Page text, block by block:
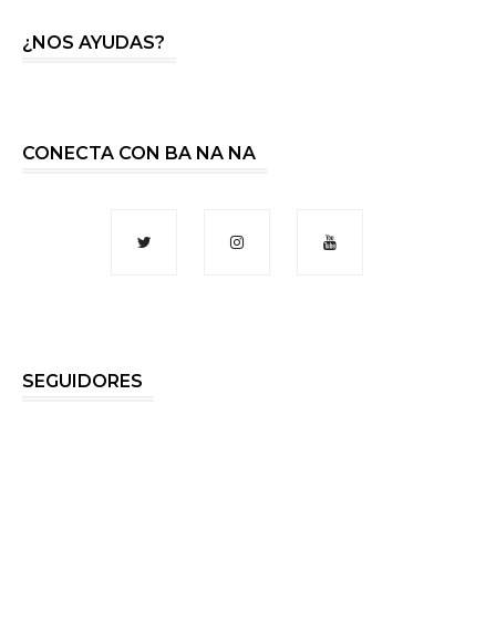
¿NOS AYUDAS?
CONECTA CON BA NA NA
SEGUIDORES